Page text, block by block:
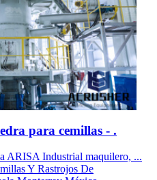
para cemillas - .
ARISA Industrial maquilero, ...
Y Rastrojos De